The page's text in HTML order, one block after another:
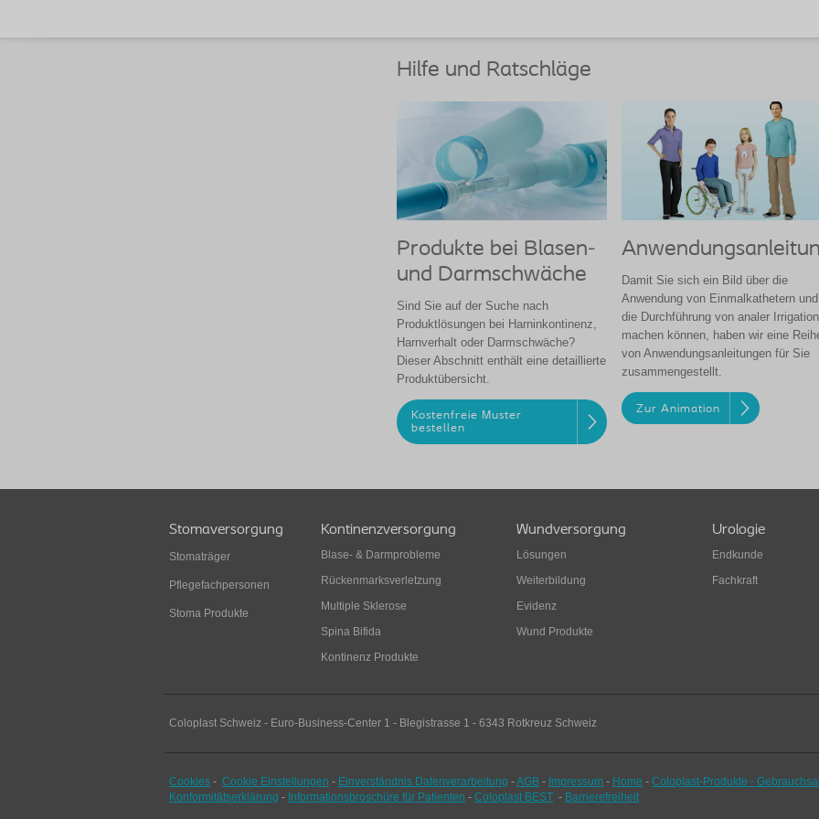
Hilfe und Ratschläge
Produkte bei Blasen-
und Darmschwäche
Sind Sie auf der Suche nach
Produktlösungen bei Harninkontinenz,
Harnverhalt oder Darmschwäche?
Dieser Abschnitt enthält eine detaillierte
Produktübersicht.
Kostenfreie Muster
bestellen
Damit Sie sich ein Bild über die
Anwendung von Einmalkathetern und
die Durchführung von analer Irrigation
machen können, haben wir eine
von Anwendungsanleitungen für Sie
zusammengestellt.
Zur Animation
Stomaversorgung
Stomaträger
Pflegefachpersonen
Stoma Produkte
Kontinenzversorgung
Blase- & Darmprobleme
Rückenmarksverletzung
Multiple Sklerose
Spina Bifida
Kontinenz Produkte
Wundversorgung
Lösungen
Weiterbildung
Evidenz
Wund Produkte
Urologie
Endkunde
Fachkraft
Coloplast Schweiz - Euro-Business-Center 1 - Blegistrasse 1 - 6343 Rotkreuz Schweiz
Cookies - Cookie Einstellungen - Einverständnis Datenverarbeitung -AGB - Impressum - Home - Coloplast-Produkte -
Konformitätserklärung - Informationsbroschüre für Patienten - Coloplast BEST - Barrierefreiheit